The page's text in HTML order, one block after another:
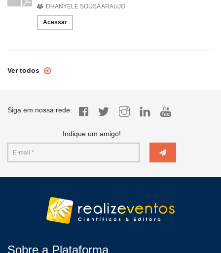
DHANYELE SOUSA ARAUJO
Acessar
Ver todos
Siga em nossa rede:
Indique um amigo!
Sobre a Plataforma